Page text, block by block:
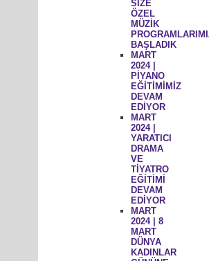
SİZE
ÖZEL
MÜZİK
BAŞLADIK
MART
2024 |
PİYANO
EĞİTİMİMİZ
DEVAM
EDİYOR
MART
2024 |
YARATICI
DRAMA
VE
TİYATRO
EĞİTİMİ
DEVAM
EDİYOR
MART
2024 | 8
MART
DÜNYA
KADINLAR